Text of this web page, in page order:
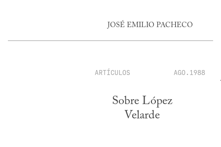
JOSÉ EMILIO PACHECO
ARTÍCULOS AGO.1988
Sobre López
Velarde